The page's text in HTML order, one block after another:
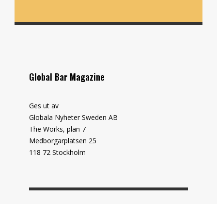
Global Bar Magazine
Ges ut av
Globala Nyheter Sweden AB
The Works, plan 7
Medborgarplatsen 25
118 72 Stockholm